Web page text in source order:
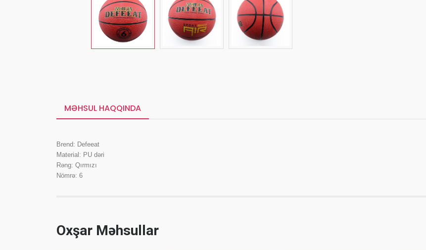
MƏHSUL HAQQINDA
Brend: Defeeat
Material: PU dəri
Rəng: Qırmızı
Nömrə: 6
Oxşar Məhsullar